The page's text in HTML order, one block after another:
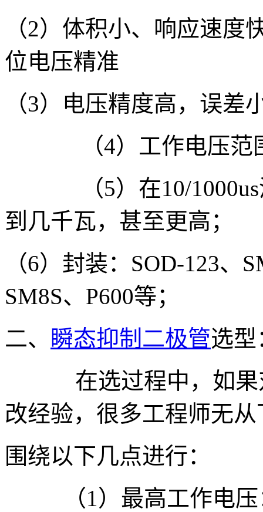
（2）体积小、响应速度
位电压精准
（3）电压精度高，误差
（4）工作电压范
（5）在10/1000us
到几千瓦，甚至更高；
（6） 封装： SOD-123、
SM8S、 P600等；
二、
瞬态抑制二极管选型
在选过程中，如果对
改经验，很多工程师无
围绕以下几点进行：
（1）最高工作电